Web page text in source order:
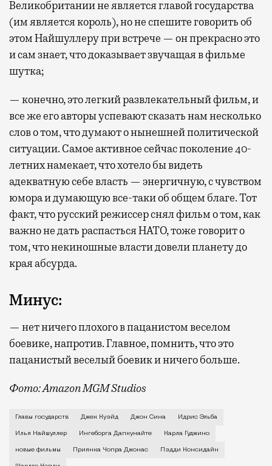
Великобритании не является главой государства
(им является король), но не спешите говорить об
этом Найшуллеру при встрече — он прекрасно это
и сам знает, что доказывает звучащая в фильме
шутка;
— конечно, это легкий развлекательный фильм, и
все же его авторы успевают сказать нам несколько
слов о том, что думают о нынешней политической
ситуации. Самое активное сейчас поколение 40-
летних намекает, что хотело бы видеть
адекватную себе власть — энергичную, с чувством
юмора и думающую все-таки об общем благе. Тот
факт, что русский режиссер снял фильм о том, как
важно не дать распасться НАТО, тоже говорит о
том, что некиношные власти довели планету до
края абсурда.
Минус:
— нет ничего плохого в пацанистом веселом
боевике, напротив. Главное, помнить, что это
пацанистый веселый боевик и ничего больше.
Фото: Amazon MGM Studios
Живущий в доме на углу 1-й Тверской-Ямской и
Главы государств Джек Куэйд Джон Сина Идрис Эльба
Илья Найшуллер Ингеборга Дапкунайте Карла Гуджино
новые фильмы Приянка Чопра Джонас Пэдди Консидайн